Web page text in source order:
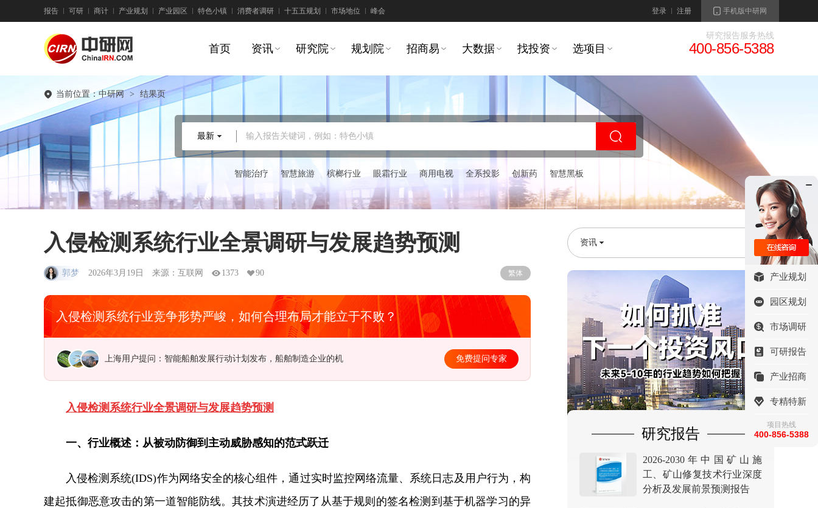
报告 可研 商计 产业规划 产业园区 特色小镇 消费者调研 十五五规划 市场地位 峰会 登录 注册 手机版中研网
首页 资讯 研究院 规划院 招商易 大数据 找投资 选项目
研究报告服务热线
400-856-5388
当前位置：中研网 > 结果页
输入报告关键词，例如：特色小镇
最新
智能治疗 智慧旅游 槟榔行业 眼霜行业 商用电视 全系投影 创新药 智慧黑板
入侵检测系统行业全景调研与发展趋势预测
郭梦 2026年3月19日 来源：互联网 1373 90 繁体
入侵检测系统行业竞争形势严峻，如何合理布局才能立于不败？
江苏用户提问：研发水平落后，低端产品比例大，医药企业如何实现转型？ 免费提问专家
入侵检测系统行业全景调研与发展趋势预测
一、行业概述：从被动防御到主动威胁感知的范式跃迁
入侵检测系统(IDS)作为网络安全的核心组件，通过实时监控网络流量、系统日志及用户行为，构
建起抵御恶意攻击的第一道智能防线。其技术演进经历了从基于规则的签名检测到基于机器学习的异
资讯
研究报告
2026-2030年中国矿山施
工、矿山修复技术行业深度
分析及发展前景预测报告
产业规划
园区规划
市场调研
可研报告
产业招商
专精特新
项目热线
400-856-5388